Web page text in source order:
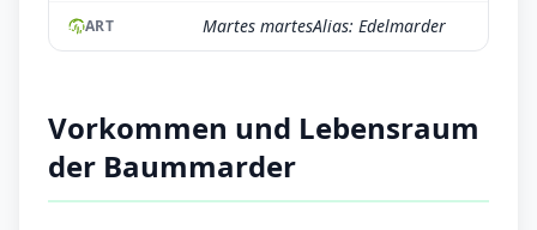
ART Martes martesAlias: Edelmarder
Vorkommen und Lebensraum
der Baummarder